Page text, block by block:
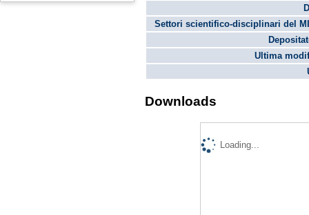
Settori scientifico-disciplinari del
Ultima
Downloads
Loading...